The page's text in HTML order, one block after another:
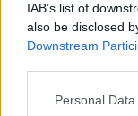
IAB’s list of
also be disclosed
Downstream
Personal
είμαι
στοιχεία του
ήταν επί χρόνια
προσωπικός